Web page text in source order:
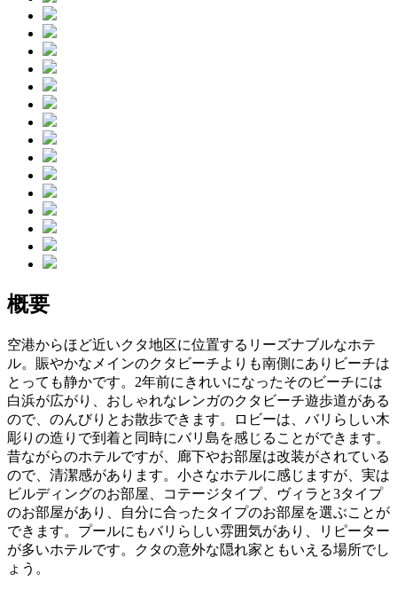
概要
空港からほど近いクタ地区に位置するリーズナブルなホテ
ル。賑やかなメインのクタビーチよりも南側にありビーチは
とっても静かです。2年前にきれいになったそのビーチには
白浜が広がり、おしゃれなレンガのクタビーチ遊歩道がある
ので、のんびりとお散歩できます。ロビーは、バリらしい木
彫りの造りで到着と同時にバリ島を感じることができます。
昔ながらのホテルですが、廊下やお部屋は改装がされている
ので、清潔感があります。小さなホテルに感じますが、実は
ビルディングのお部屋、コテージタイプ、ヴィラと3タイプ
のお部屋があり、自分に合ったタイプのお部屋を選ぶことが
できます。プールにもバリらしい雰囲気があり、リピーター
が多いホテルです。クタの意外な隠れ家ともいえる場所でし
ょう。